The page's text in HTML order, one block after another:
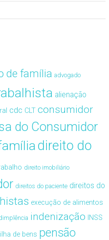
de família advogado
alienação
cdc CLT consumidor
do Consumidor
direito do
direito imobiliário
direitos do paciente direitos do
execução de alimentos
indenização INSS
de bens pensão